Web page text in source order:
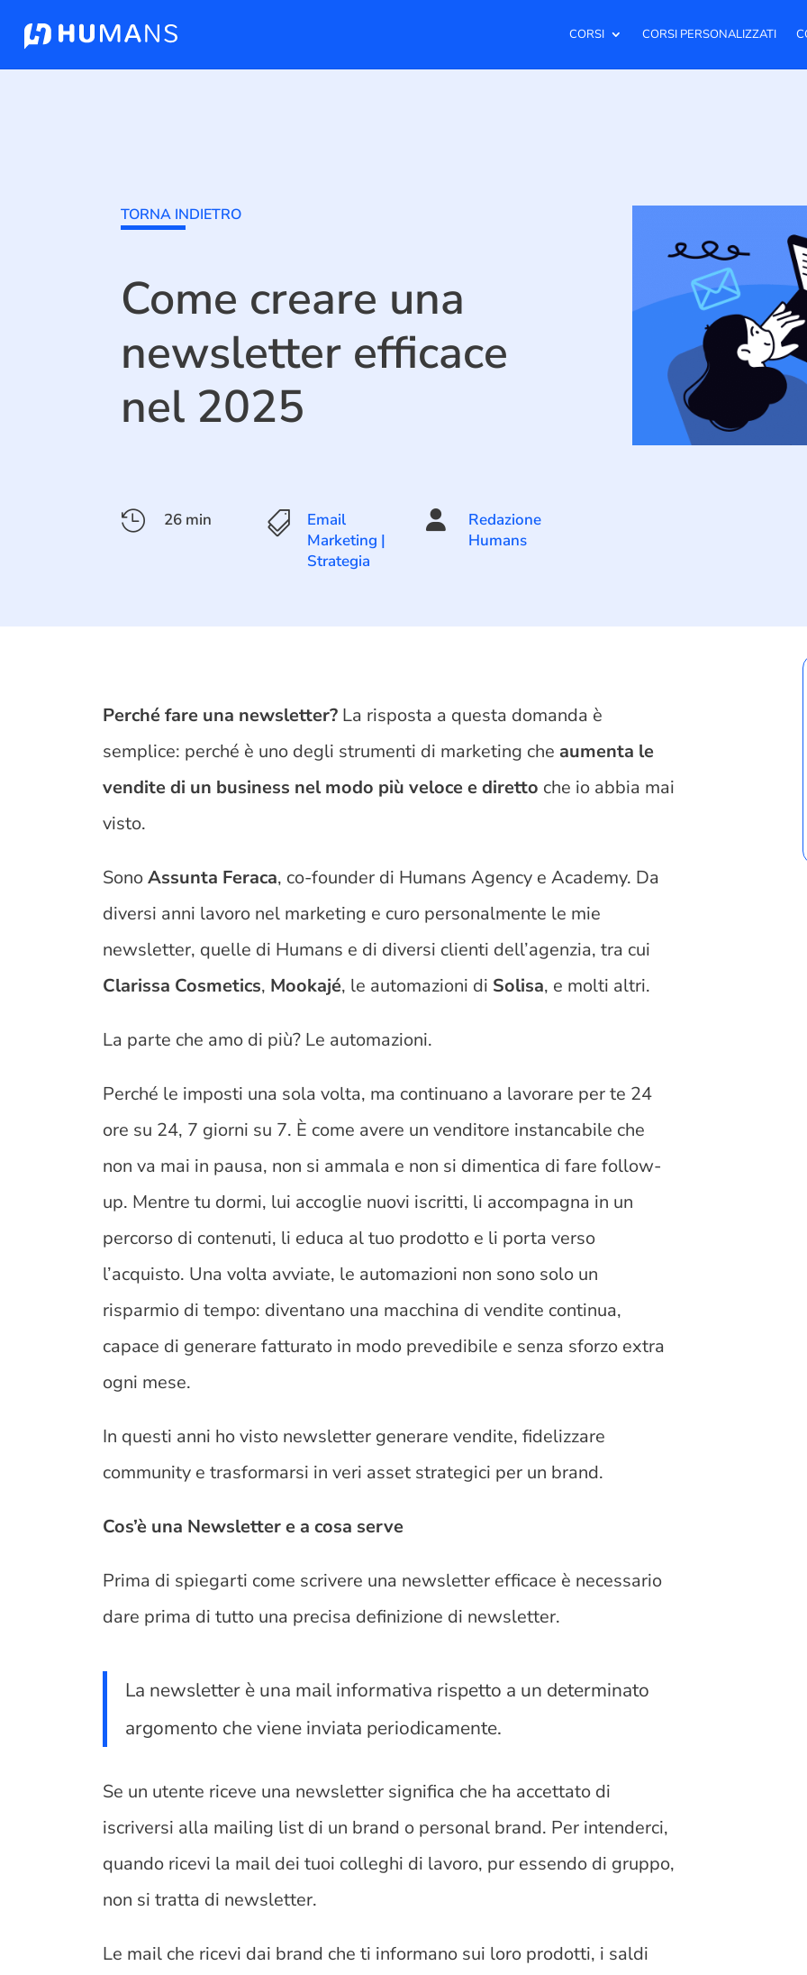
CORSI CORSI PERSONALIZZATI
TORNA INDIETRO
Come creare una
newsletter efficace
nel 2025
 26 min 
Email
Marketing |
Strategia

Redazione
Humans
Perché fare una newsletter? La risposta a questa domanda è
semplice: perché è uno degli strumenti di marketing che aumenta le
vendite di un business nel modo più veloce e diretto che io abbia mai
visto.
SonoAssunta Feraca, co-founder di Humans Agency e Academy. Da
diversi anni lavoro nel marketing e curo personalmente le mie
newsletter, quelle di Humans e di diversi clienti dell’agenzia, tra cui
Clarissa Cosmetics, Mookajé, le automazioni di Solisa, e molti altri.
La parte che amo di più? Le automazioni.
Perché le imposti una sola volta, ma continuano a lavorare per te 24
ore su 24, 7 giorni su 7. È come avere un venditore instancabile che
non va mai in pausa, non si ammala e non si dimentica di fare follow-
up. Mentre tu dormi, lui accoglie nuovi iscritti, li accompagna in un
percorso di contenuti, li educa al tuo prodotto e li porta verso
l’acquisto. Una volta avviate, le automazioni non sono solo un
risparmio di tempo: diventano una macchina di vendite continua,
capace di generare fatturato in modo prevedibile e senza sforzo extra
ogni mese.
In questi anni ho visto newsletter generare vendite, fidelizzare
community e trasformarsi in veri asset strategici per un brand.
Cos’è una Newsletter e a cosa serve
Prima di spiegarti come scrivere una newsletter efficace è necessario
dare prima di tutto una precisa definizione di newsletter.
La newsletter è una mail informativa rispetto a un determinato
argomento che viene inviata periodicamente.
Se un utente riceve una newsletter significa che ha accettato di
iscriversi alla mailing list di un brand o personal brand. Per intenderci,
quando ricevi la mail dei tuoi colleghi di lavoro, pur essendo di gruppo,
non si tratta di newsletter.
Le mail che ricevi dai brand che ti informano sui loro prodotti, i saldi